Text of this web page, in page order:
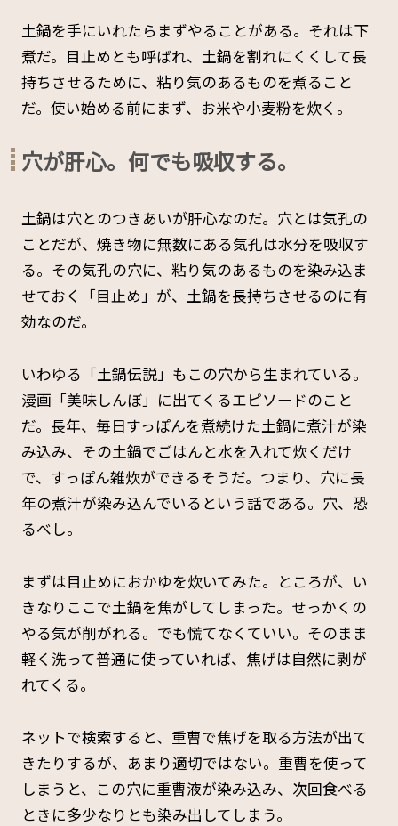
土鍋を手にいれたらまずやることがある。それは下
煮だ。目止めとも呼ばれ、土鍋を割れにくくして長
持ちさせるために、粘り気のあるものを煮ること
だ。使い始める前にまず、お米や小麦粉を炊く。
穴が肝心。何でも吸収する。
土鍋は穴とのつきあいが肝心なのだ。穴とは気孔の
ことだが、焼き物に無数にある気孔は水分を吸収す
る。その気孔の穴に、粘り気のあるものを染み込ま
せておく「目止め」が、土鍋を長持ちさせるのに有
効なのだ。
いわゆる「土鍋伝説」もこの穴から生まれている。
漫画「美味しんぼ」に出てくるエピソードのこと
だ。長年、毎日すっぽんを煮続けた土鍋に煮汁が染
み込み、その土鍋でごはんと水を入れて炊くだけ
で、すっぽん雑炊ができるそうだ。つまり、穴に長
年の煮汁が染み込んでいるという話である。穴、恐
るべし。
まずは目止めにおかゆを炊いてみた。ところが、い
きなりここで土鍋を焦がしてしまった。せっかくの
やる気が削がれる。でも慌てなくていい。そのまま
軽く洗って普通に使っていれば、焦げは自然に剥が
れてくる。
ネットで検索すると、重曹で焦げを取る方法が出て
きたりするが、あまり適切ではない。重曹を使って
しまうと、この穴に重曹液が染み込み、次回食べる
ときに多少なりとも染み出してしまう。